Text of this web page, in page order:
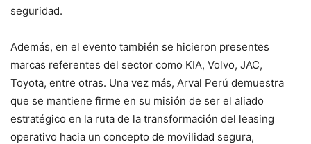
seguridad.
Además, en el evento también se hicieron presentes
marcas referentes del sector como KIA, Volvo, JAC,
Toyota, entre otras. Una vez más, Arval Perú demuestra
que se mantiene firme en su misión de ser el aliado
estratégico en la ruta de la transformación del leasing
operativo hacia un concepto de movilidad segura,